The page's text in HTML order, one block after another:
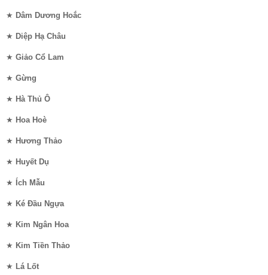
★ Dâm Dương Hoắc
★ Diệp Hạ Châu
★ Giảo Cổ Lam
★ Gừng
★ Hà Thủ Ô
★ Hoa Hoè
★ Hương Thảo
★ Huyết Dụ
★ Ích Mẫu
★ Ké Đầu Ngựa
★ Kim Ngân Hoa
★ Kim Tiền Thảo
★ Lá Lốt